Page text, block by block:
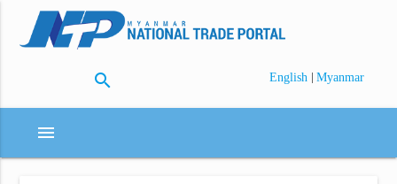
search English | Myanmar
menu